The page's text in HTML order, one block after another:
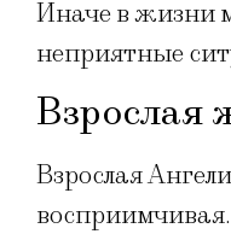
Иначе в жизни
неприятные
Взрослая
Взрослая